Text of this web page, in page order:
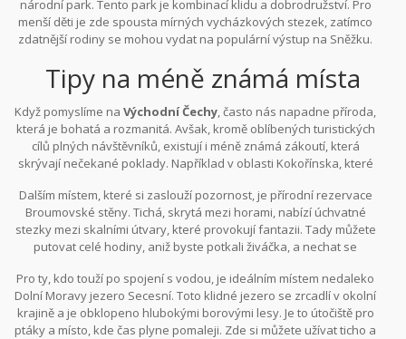
národní park. Tento park je kombinací klidu a dobrodružství. Pro
menší děti je zde spousta mírných vycházkových stezek, zatímco
zdatnější rodiny se mohou vydat na populární výstup na Sněžku.
unikátními druhy rostlin i zvířat. Pro děti je to perfektní místo k
objevování a rodiče ocení možnost útěku do přírody daleko od
stresu každodenního života.
Tipy na méně známá místa
Když pomyslíme naVýchodní Čechy, často nás napadne příroda,
která je bohatá a rozmanitá. Avšak, kromě oblíbených turistických
cílů plných návštěvníků, existují i méně známá zákoutí, která
skrývají nečekané poklady. Například v oblasti Kokořínska, které
nacházejí místa jako Houska. Tento hrad, často zmiňovaný v
souvislosti s pověstmi o bráně do pekla, je obklopen záhadami a
příběhy, jež lákají milovníky mystiky a historie.
Dalším místem, které si zaslouží pozornost, je přírodní rezervace
Broumovské stěny. Tichá, skrytá mezi horami, nabízí úchvatné
stezky mezi skalními útvary, které provokují fantazii. Tady můžete
putovat celé hodiny, aniž byste potkali živáčka, a nechat se
obrovská galerie, kde každý kámen a strom vyprávějí svůj příběh.
Jak řekl cestovatel a autor Alois Jirásek, "kroky vedené k těmto
horám jsou vždy zázrakem, který nelze slovy popsat".
Pro ty, kdo touží po spojení s vodou, je ideálním místem nedaleko
Dolní Moravy jezero Secesní. Toto klidné jezero se zrcadlí v okolní
krajině a je obklopeno hlubokými borovými lesy. Je to útočiště pro
ptáky a místo, kde čas plyne pomaleji. Zde si můžete užívat ticho a